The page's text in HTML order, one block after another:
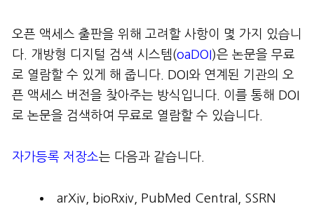
오픈 액세스 출판을 위해 고려할 사항이 몇 가지 있습니
다. 개방형 디지털 검색 시스템(oaDOI)은 논문을 무료
로 열람할 수 있게 해 줍니다. DOI와 연계된 기관의 오
픈 액세스 버전을 찾아주는 방식입니다. 이를 통해 DOI
로 논문을 검색하여 무료로 열람할 수 있습니다.
자가등록 저장소는 다음과 같습니다.
arXiv, bioRxiv, PubMed Central, SSRN